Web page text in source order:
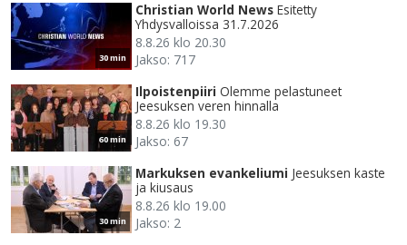
30 min
Christian World News Esitetty
Yhdysvalloissa 31.7.2026
8.8.26 klo 20.30
Jakso: 717
60 min
Ilpoistenpiiri Olemme pelastuneet
Jeesuksen veren hinnalla
8.8.26 klo 19.30
Jakso: 67
30 min
Markuksen evankeliumi Jeesuksen kaste
ja kiusaus
8.8.26 klo 19.00
Jakso: 2